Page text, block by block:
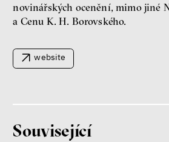
novinářských ocenění, mimo jiné
a Cenu K. H. Borovského.
website
Související